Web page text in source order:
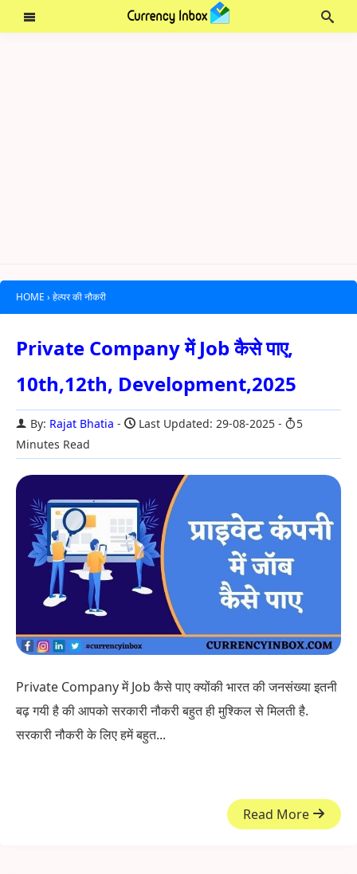
HOME › हेल्पर की नौकरी
Private Company में Job कैसे पाए,
10th,12th, Development,2025
By: Rajat Bhatia Last Updated: 29-08-2025
5
Minutes Read
Private Company में Job कैसे पाए क्योंकी भारत की जनसंख्या इतनी
बढ़ गयी है की आपको सरकारी नौकरी बहुत ही मुश्किल से मिलती है.
सरकारी नौकरी के लिए हमें बहुत...
Read More